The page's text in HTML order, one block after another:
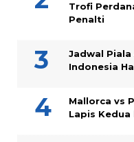
Trofi
Penalti
Jadwal Piala
Indonesia
Mallorca vs
Lapis Kedua